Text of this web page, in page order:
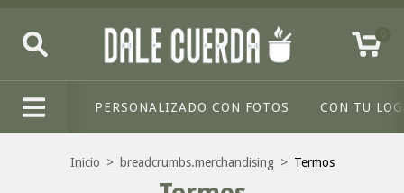
PERSONALIZADO CON FOTOS CON TU
Inicio > breadcrumbs.merchandising > Termos